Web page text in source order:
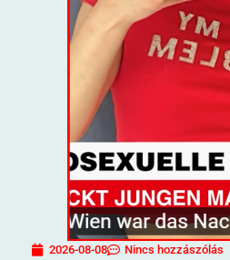
2026-08-08 Nincs hozzászólás